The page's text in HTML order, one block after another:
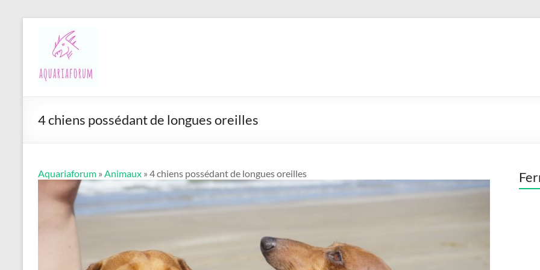
contenuAquariaforum
4 chiens possédant de longues oreilles
Aquariaforum » Animaux » 4 chiens possédant de longues oreilles